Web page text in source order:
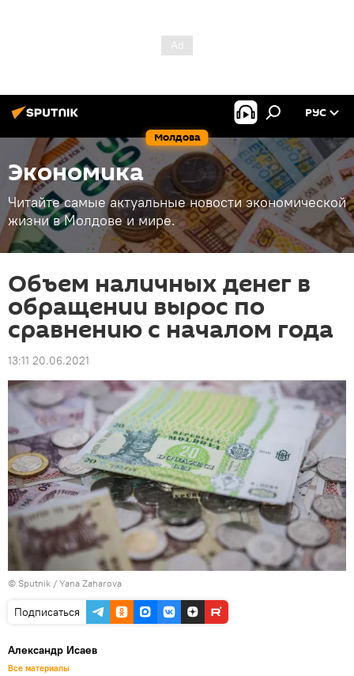
Молдова
РУС
Экономика
Читайте самые актуальные новости экономической
жизни в Молдове и мире.
Объем наличных денег в
обращении вырос по
сравнению с началом года
13:11 20.06.2021
© Sputnik / Yana Zaharova
Подписаться
Александр Исаев
Все материалы